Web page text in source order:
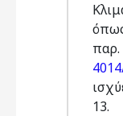
13.